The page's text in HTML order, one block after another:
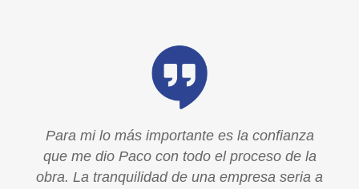
Para mi lo más importante es la confianza
que me dio Paco con todo el proceso de la
obra. La tranquilidad de una empresa seria a